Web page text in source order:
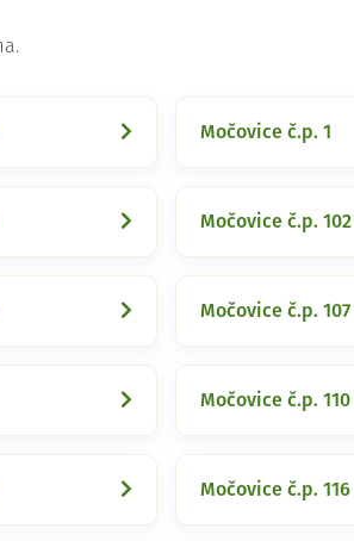
Močovice č.p. 1
Močovice č.p. 102
Močovice č.p. 107
Močovice č.p. 110
Močovice č.p. 116